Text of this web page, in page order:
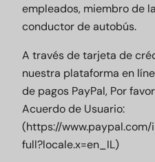
empleados, miembro de
conductor de autobús.
A través de tarjeta de
nuestra plataforma en
de pagos PayPal, Por
Acuerdo de Usuario:
(https://
full?locale.x=en_IL)